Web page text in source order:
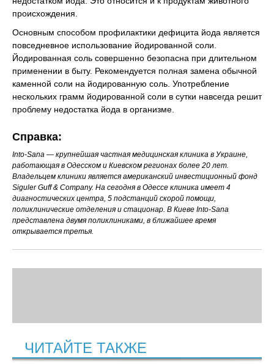
происхождения.
Основным способом профилактики дефицита йода является
повседневное использование йодированной соли.
Йодированная соль совершенно безопасна при длительном
применении в быту. Рекомендуется полная замена обычной
каменной соли на йодированную соль. Употребление
нескольких грамм йодированной соли в сутки навсегда решит
проблему недостатка йода в организме.
Справка:
Into-Sana ― крупнейшая частная медицинская клиника в Украине,
работающая в Одесском и Киевском регионах более 20 лет.
Владельцем клиники является американский инвестиционный фонд
Siguler Guff & Company. На сегодня в Одессе клиника имеет 4
диагностических центра, 5 подстанций скорой помощи,
поликлинические отделения и стационар. В Киеве Into-Sana
представлена двумя поликлиниками, в ближайшее время
открывается третья.
ЧИТАЙТЕ ТАКЖЕ